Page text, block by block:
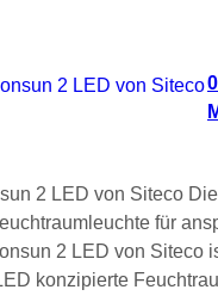
2 LED von Siteco
für
2 LED von Siteco
konzipierte